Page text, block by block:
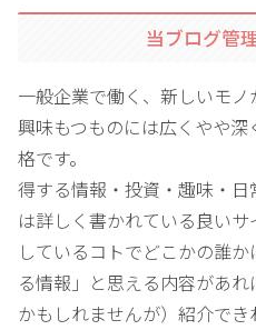
当ブログ管
一般企業で働く、新しいモノ
興味もつものには広くやや
格です。
得する情報・投資・趣味・
は詳しく書かれている良い
しているコトでどこかの誰
る情報」と思える内容があ
かもしれませんが）紹介で